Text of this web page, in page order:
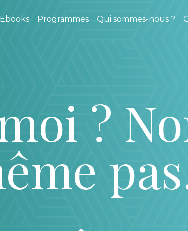
Ebooks Programmes Qui sommes-nous ?
?